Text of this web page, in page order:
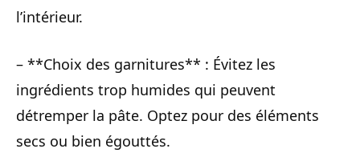
l’intérieur.
– **Choix des garnitures** : Évitez les
ingrédients trop humides qui peuvent
détremper la pâte. Optez pour des éléments
secs ou bien égouttés.